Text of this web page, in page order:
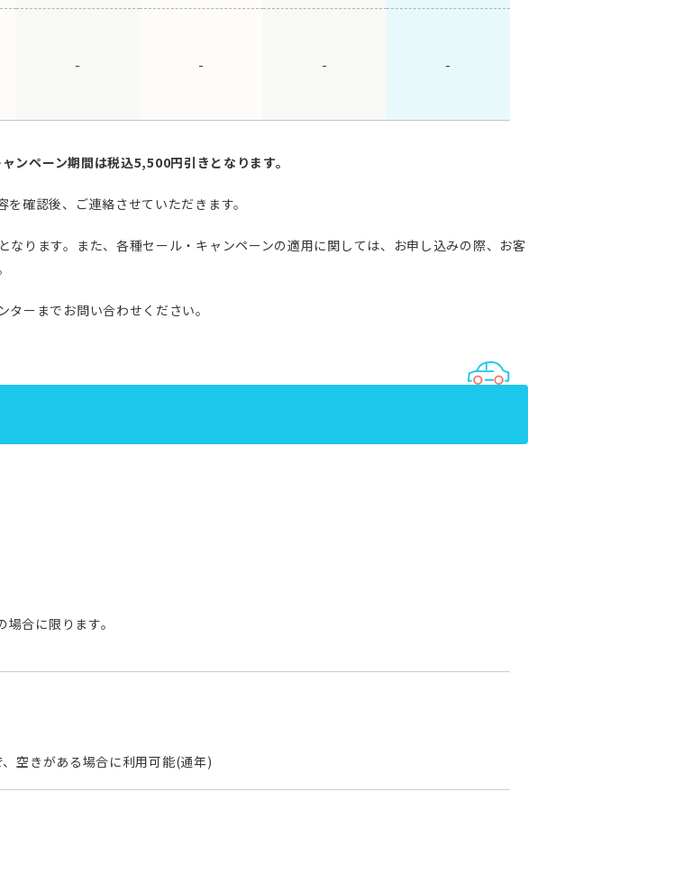
- - - -
ペーン期間は税込5,500円引きとなります。
確認後、ご連絡させていただきます。
ります。また、各種セール・キャンペーンの適用に関しては、お申し込みの際、お客
ーまでお問い合わせください。
合に限ります。
空きがある場合に利用可能(通年)